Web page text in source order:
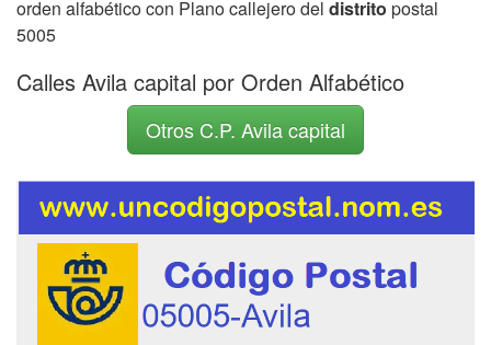
orden alfabético con Plano callejero del distrito postal
5005
Calles Avila capital por Orden Alfabético
Otros C.P. Avila capital